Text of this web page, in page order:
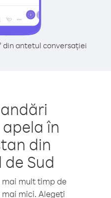
din antetul conversației
în
din
Sud
mai mult timp de
mici. Alegeți